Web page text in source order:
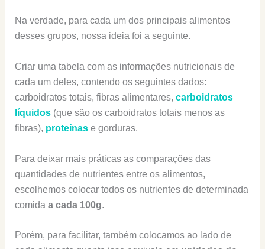
Na verdade, para cada um dos principais alimentos
desses grupos, nossa ideia foi a seguinte.
Criar uma tabela com as informações nutricionais de
cada um deles, contendo os seguintes dados:
carboidratos totais, fibras alimentares, carboidratos
líquidos(que são os carboidratos totais menos as
fibras), proteínase gorduras.
Para deixar mais práticas as comparações das
quantidades de nutrientes entre os alimentos,
escolhemos colocar todos os nutrientes de determinada
comida a cada 100g.
Porém, para facilitar, também colocamos ao lado de